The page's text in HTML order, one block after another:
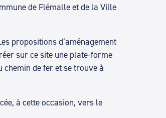
de Flémalle et de la Ville
propositions d’aménagement
sur ce site une plate-forme
chemin de fer et se trouve à
à cette occasion, vers le